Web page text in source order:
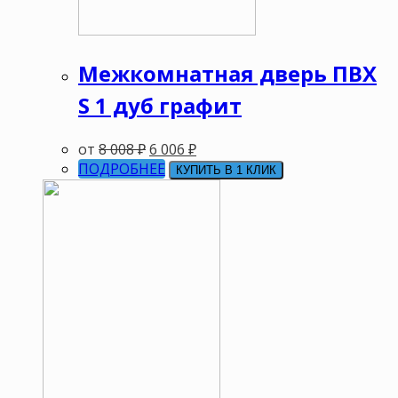
Межкомнатная дверь ПВХ
S 1 дуб графит
от 8 008₽6 006 ₽
ПОДРОБНЕЕ
КУПИТЬ В 1 КЛИК